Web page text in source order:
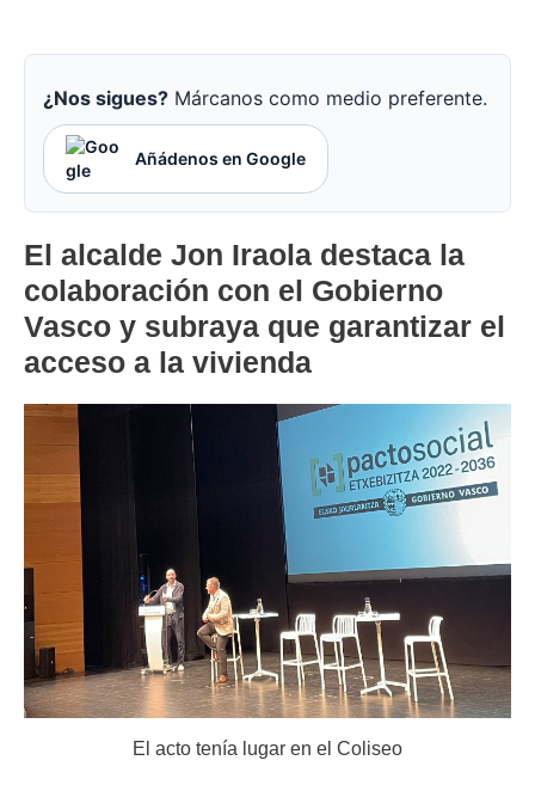
¿Nos sigues? Márcanos como medio preferente.
Añádenos en Google
El alcalde Jon Iraola destaca la
colaboración con el Gobierno
Vasco y subraya que garantizar el
acceso a la vivienda
El acto tenía lugar en el Coliseo